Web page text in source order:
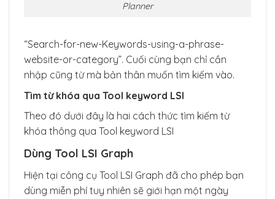
Planner
“Search-for-new-Keywords-using-a-phrase-
website-or-category”. Cuối cùng bạn chỉ cần
nhập cũng từ mà bản thân muốn tìm kiếm vào.
Tìm từ khóa qua Tool keyword LSI
Theo đó dưới đây là hai cách thức tìm kiếm từ
khóa thông qua Tool keyword LSI
Dùng Tool LSI Graph
Hiện tại công cụ Tool LSI Graph đã cho phép bạn
dùng miễn phí tuy nhiên sẽ giới hạn một ngày